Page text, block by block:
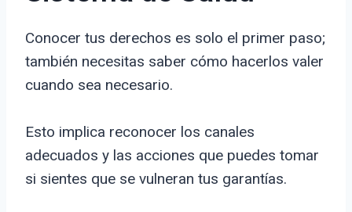
Conocer tus derechos es solo el primer paso;
también necesitas saber cómo hacerlos valer
cuando sea necesario.
Esto implica reconocer los canales
adecuados y las acciones que puedes tomar
si sientes que se vulneran tus garantías.